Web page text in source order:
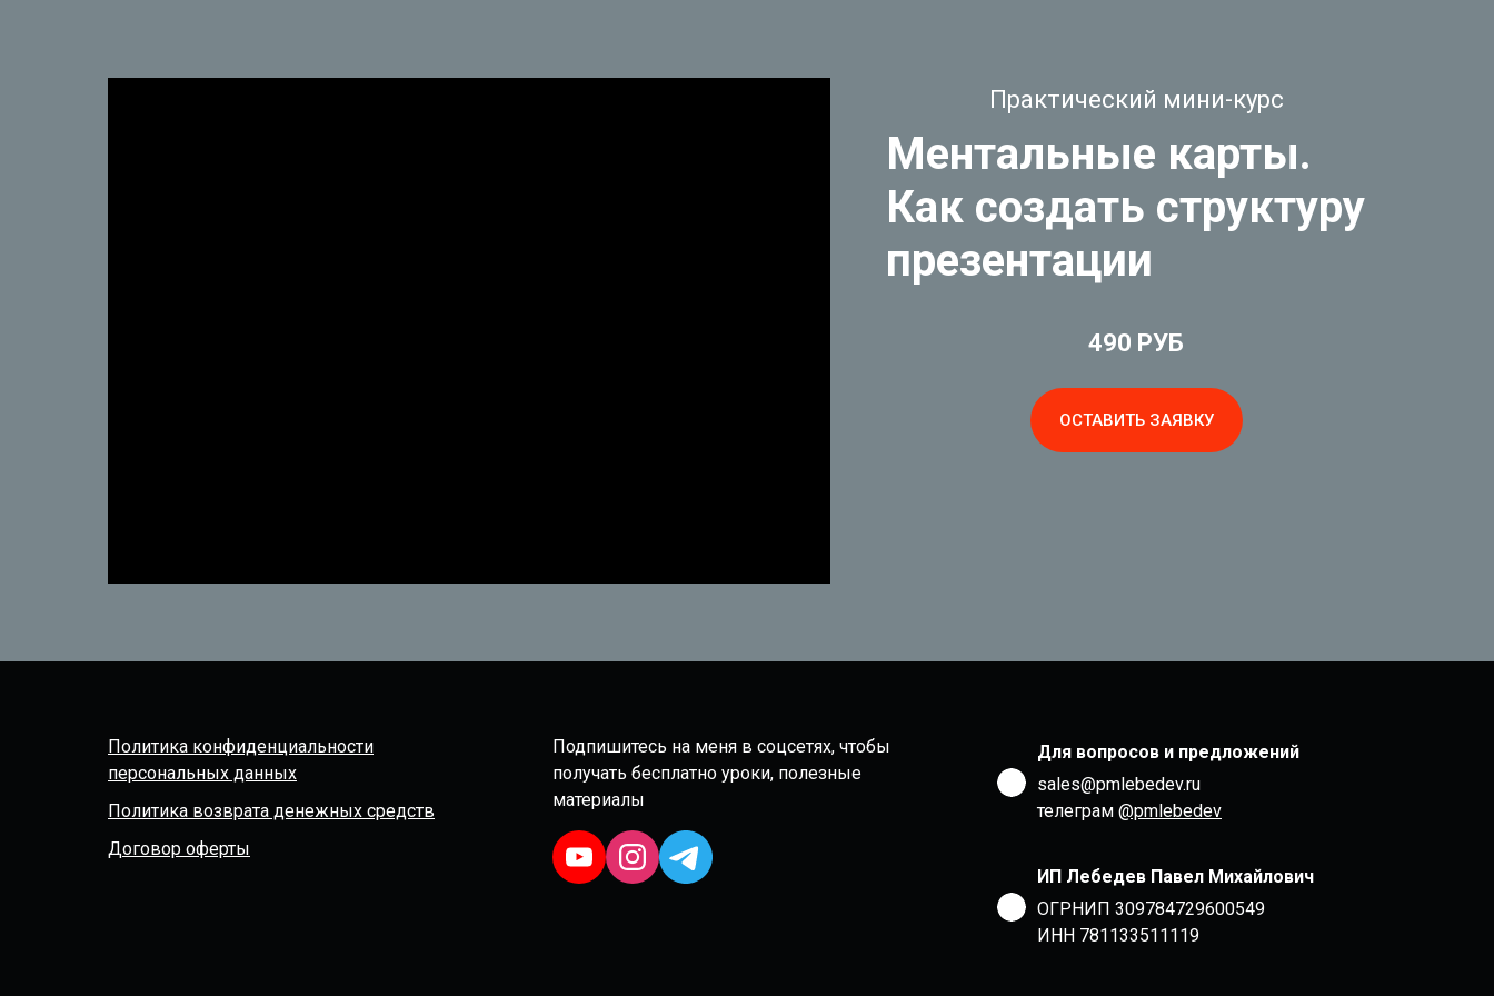
Практический мини-курс
Ментальные карты.
Как создать структуру
презентации
490 РУБ
ОСТАВИТЬ ЗАЯВКУ
Политика конфиденциальности
персональных данных
Политика возврата денежных средств
Договор оферты
Подпишитесь на меня в соцсетях, чтобы
получать бесплатно уроки, полезные
материалы
Для вопросов и предложений
sales@pmlebedev.ru
телеграм @pmlebedev
ИП Лебедев Павел Михайлович
ОГРНИП 309784729600549
ИНН 781133511119